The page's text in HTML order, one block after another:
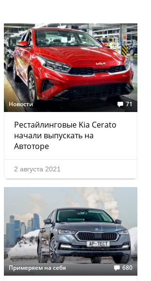
Новости 71
Рестайлинговые Kia Cerato
начали выпускать на
Автоторе
2 августа 2021
Примеряем на себя 680